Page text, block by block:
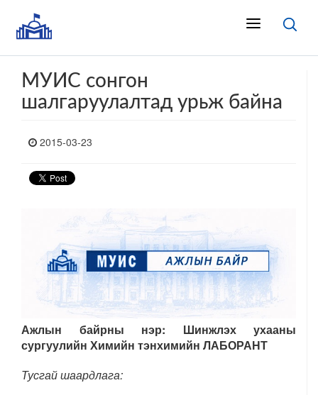
МУИС сонгон
шалгаруулалтад урьж байна
2015-03-23
Ажлын байрны нэр: Шинжлэх ухааны
сургуулийн Химийн тэнхимийн ЛАБОРАНТ
Тусгай шаардлага: